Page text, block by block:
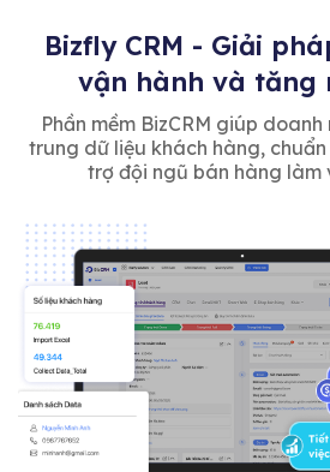
Bizfly CRM - Giải
vận hành và tăng
Phần mềm BizCRM giúp
trung dữ liệu khách hàng,
trợ đội ngũ bán hàng làm